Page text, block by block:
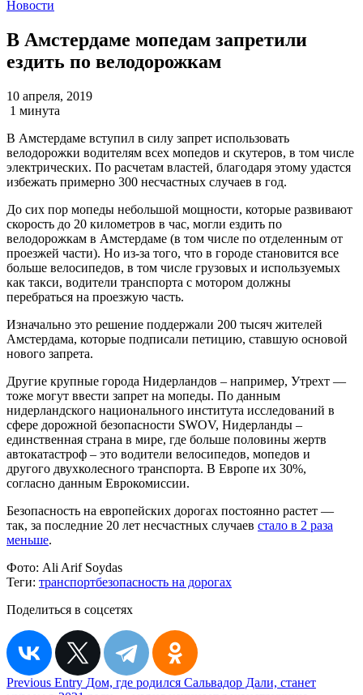
Новости
В Амстердаме мопедам запретили
ездить по велодорожкам
10 апреля, 2019
1 минута
В Амстердаме вступил в силу запрет использовать
велодорожки водителям всех мопедов и скутеров, в том числе
электрических. По расчетам властей, благодаря этому удастся
избежать примерно 300 несчастных случаев в год.
До сих пор мопеды небольшой мощности, которые развивают
скорость до 20 километров в час, могли ездить по
велодорожкам в Амстердаме (в том числе по отделенным от
проезжей части). Но из-за того, что в городе становится все
больше велосипедов, в том числе грузовых и используемых
как такси, водители транспорта с мотором должны
перебраться на проезжую часть.
Изначально это решение поддержали 200 тысяч жителей
Амстердама, которые подписали петицию, ставшую основой
нового запрета.
Другие крупные города Нидерландов – например, Утрехт —
тоже могут ввести запрет на мопеды. По данным
нидерландского национального института исследований в
сфере дорожной безопасности SWOV, Нидерланды –
единственная страна в мире, где больше половины жертв
автокатастроф – это водители велосипедов, мопедов и
другого двухколесного транспорта. В Европе их 30%,
согласно данным Еврокомиссии.
Безопасность на европейских дорогах постоянно растет —
так, за последние 20 лет несчастных случаев стало в 2 раза
меньше.
Фото: Ali Arif Soydas
Теги: транспортбезопасность на дорогах
Поделиться в соцсетях
Навигация
Previous Entry Дом, где родился Сальвадор Дали, станет